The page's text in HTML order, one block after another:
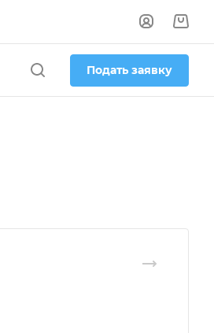
Подать заявку